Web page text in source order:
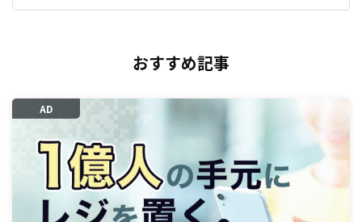
おすすめ記事
AD